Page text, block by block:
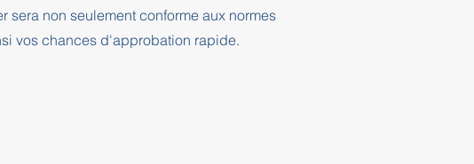
non seulement conforme aux normes
vos chances d'approbation rapide.